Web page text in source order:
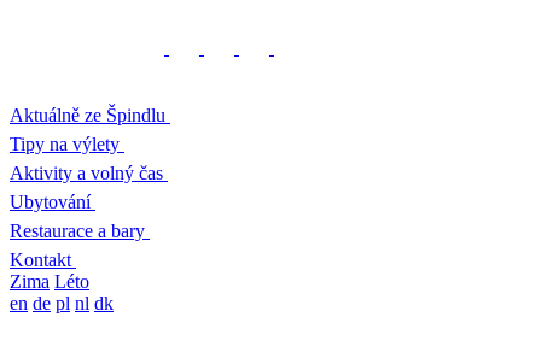
Aktuálně ze Špindlu
Tipy na výlety
Aktivity a volný čas
Ubytování
Restaurace a bary
Kontakt
Zima Léto
en de pl nl dk